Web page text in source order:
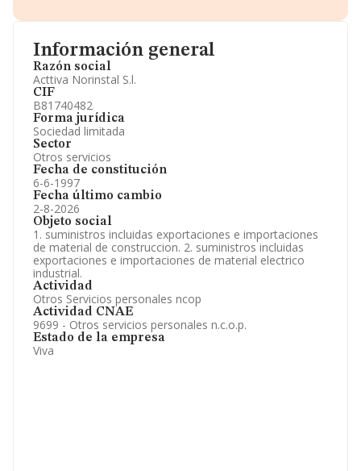
Información general
Razón social
Acttiva Norinstal S.l.
CIF
B81740482
Forma jurídica
Sociedad limitada
Sector
Otros servicios
Fecha de constitución
6-6-1997
Fecha último cambio
2-8-2026
Objeto social
1. suministros incluidas exportaciones e importaciones
de material de construccion. 2. suministros incluidas
exportaciones e importaciones de material electrico
industrial.
Actividad
Otros Servicios personales ncop
Actividad CNAE
9699 - Otros servicios personales n.c.o.p.
Estado de la empresa
Viva
Información oficial y registral complementaria.